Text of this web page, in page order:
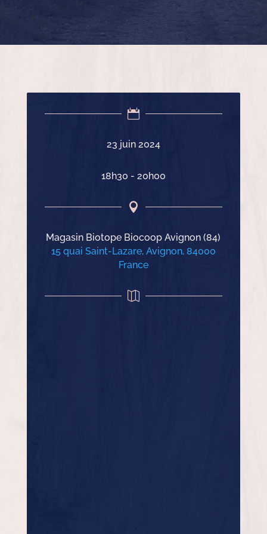

23 juin 2024
18h30 - 20h00

Magasin Biotope Biocoop Avignon (84)
15 quai Saint-Lazare, Avignon, 84000
France
